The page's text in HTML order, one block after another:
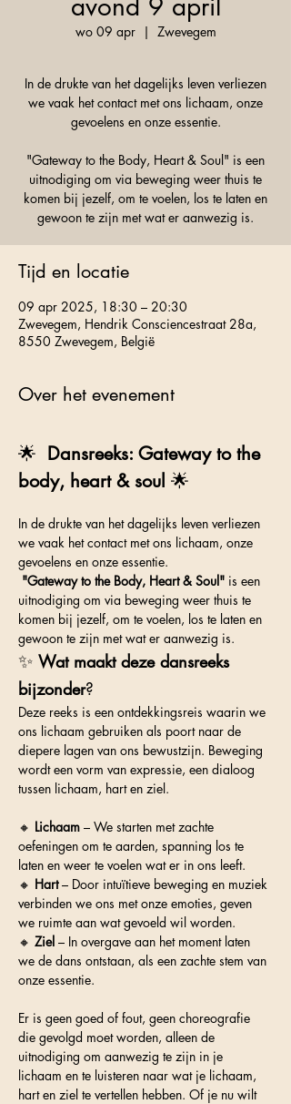
wo 09 apr
  |
Zwevegem
In de drukte van het dagelijks leven verliezen
we vaak het contact met ons lichaam, onze
gevoelens en onze essentie.
"Gateway to the Body, Heart & Soul" is een
uitnodiging om via beweging weer thuis te
komen bij jezelf, om te voelen, los te laten en
Tijd en locatie
09 apr 2025, 18:30 – 20:30
Zwevegem, Hendrik Consciencestraat 28a,
8550 Zwevegem, België
Over het evenement
🌟 Dansreeks: Gateway to the
body, heart & soul 🌟
In de drukte van het dagelijks leven verliezen
we vaak het contact met ons lichaam, onze
gevoelens en onze essentie.
"Gateway to the Body, Heart & Soul" is een
uitnodiging om via beweging weer thuis te
komen bij jezelf, om te voelen, los te laten en
gewoon te zijn met wat er aanwezig is.
✨ Wat maakt deze dansreeks
bijzonder?
Deze reeks is een ontdekkingsreis waarin we
ons lichaam gebruiken als poort naar de
diepere lagen van ons bewustzijn. Beweging
wordt een vorm van expressie, een dialoog
tussen lichaam, hart en ziel.
🔸 Lichaam – We starten met zachte
oefeningen om te aarden, spanning los te
laten en weer te voelen wat er in ons leeft.
🔸 Hart – Door intuïtieve beweging en muziek
verbinden we ons met onze emoties, geven
we ruimte aan wat gevoeld wil worden.
🔸 Ziel – In overgave aan het moment laten
we de dans ontstaan, als een zachte stem van
onze essentie.
Er is geen goed of fout, geen choreografie
die gevolgd moet worden, alleen de
uitnodiging om aanwezig te zijn in je
lichaam en te luisteren naar wat je lichaam,
hart en ziel te vertellen hebben. Of je nu wilt